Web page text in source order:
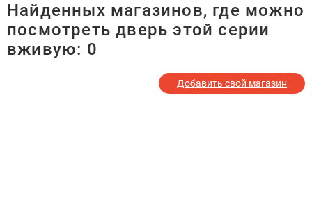
Найденных магазинов, где можно
посмотреть дверь этой серии
вживую: 0
Добавить свой магазин